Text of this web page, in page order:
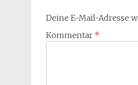
Deine E-Mail-Adresse
Kommentar *